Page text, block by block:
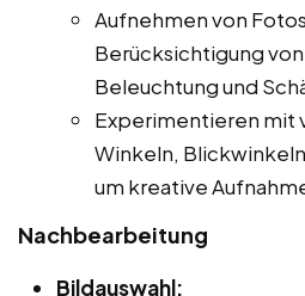
Aufnehmen von
Berücksichtigung
Beleuchtung und
Experimentieren mit
Winkeln,
um kreative
Nachbearbeitung
Bildauswahl: